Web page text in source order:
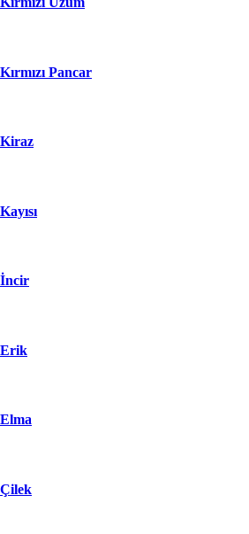
Kırmızı Pancar
Kiraz
Kayısı
İncir
Erik
Elma
Çilek